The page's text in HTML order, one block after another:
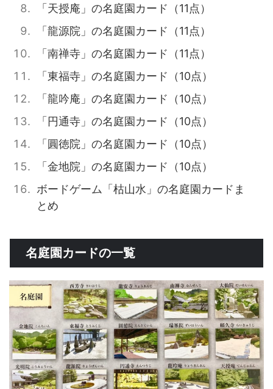
「天授庵」の名庭園カード（11点）
「龍源院」の名庭園カード（11点）
「南禅寺」の名庭園カード（11点）
「東福寺」の名庭園カード（10点）
「龍吟庵」の名庭園カード（10点）
「円通寺」の名庭園カード（10点）
「圓徳院」の名庭園カード（10点）
「金地院」の名庭園カード（10点）
ボードゲーム「枯山水」の名庭園カードま
とめ
名庭園カードの一覧